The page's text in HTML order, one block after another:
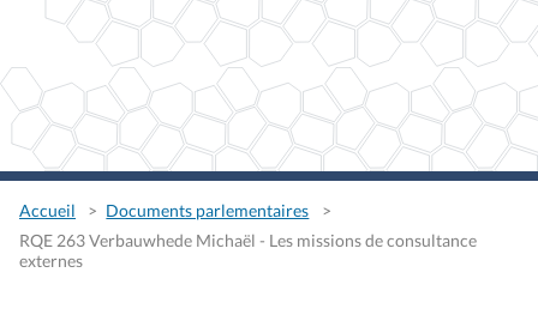
Accueil
Documents parlementaires
RQE 263 Verbauwhede Michaël - Les missions de consultance
externes